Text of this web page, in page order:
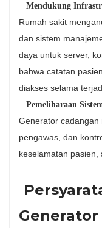
Mendukung
Rumah sakit
dan sistem
daya untuk server,
bahwa catatan
diakses selama
Pemeliharaan
Generator cadangan
pengawas, dan
keselamatan pasien,
Generator